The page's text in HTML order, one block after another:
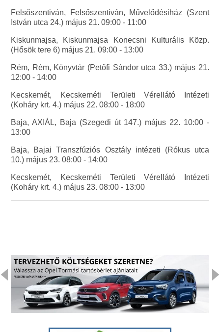
Felsőszentiván, Felsőszentiván, Művelődésiház (Szent
István utca 24.) május 21. 09:00 - 11:00
Kiskunmajsa, Kiskunmajsa Konecsni Kulturális Közp.
(Hősök tere 6) május 21. 09:00 - 13:00
Rém, Rém, Könyvtár (Petőfi Sándor utca 33.) május 21.
12:00 - 14:00
Kecskemét, Kecskeméti Területi Vérellátó Intézeti
(Koháry krt. 4.) május 22. 08:00 - 18:00
Baja, AXIÁL, Baja (Szegedi út 147.) május 22. 10:00 -
13:00
Baja, Bajai Transzfúziós Osztály intézeti (Rókus utca
10.) május 23. 08:00 - 14:00
Kecskemét, Kecskeméti Területi Vérellátó Intézeti
(Koháry krt. 4.) május 23. 08:00 - 13:00